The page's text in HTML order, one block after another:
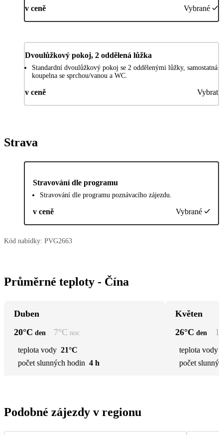
v ceně Vybrané
Dvoulůžkový pokoj, 2 oddělená lůžka
Standardní dvoulůžkový pokoj se 2 oddělenými lůžky, samostatná
koupelna se sprchou/vanou a WC.
v ceně Vybrat
Strava
Stravování dle programu
Stravování dle programu poznávacího zájezdu.
v ceně Vybrané
Kód nabídky: PVG2663
Průměrné teploty - Čína
Duben
20°C den 7°C noc
teplota vody 21°C
počet slunných hodin 4 h
Květen
26°C den
teplota vody
počet
Podobné zájezdy v regionu